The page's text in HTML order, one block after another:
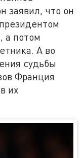
заявил, что он
а потом
А во
судьбы
Франция
их